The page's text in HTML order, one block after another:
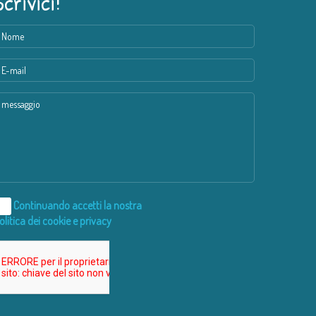
Continuando accetti la nostra
dei cookie e privacy